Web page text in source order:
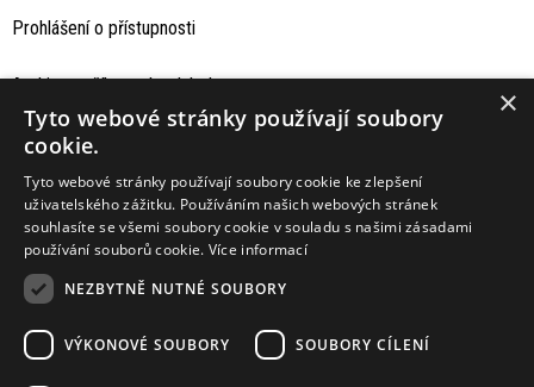
Prohlášení o přístupnosti
Archiv staršího webu Jaboku
Podporují nás
×
Tyto webové stránky používají soubory
cookie.
Tyto webové stránky používají soubory cookie ke zlepšení
uživatelského zážitku. Používáním našich webových stránek
souhlasíte se všemi soubory cookie v souladu s našimi zásadami
používání souborů cookie. Více informací
NEZBYTNĚ NUTNÉ SOUBORY
VÝKONOVÉ SOUBORY SOUBORY CÍLENÍ